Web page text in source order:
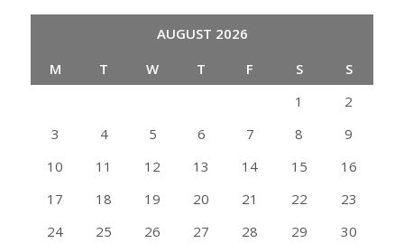
AUGUST 2026
M
T W T F S
S
1
2
3
4 5 6 7 8
9
10
11 12 13 14 15
16
17
18 19 20 21 22
23
24
25 26 27 28 29 30